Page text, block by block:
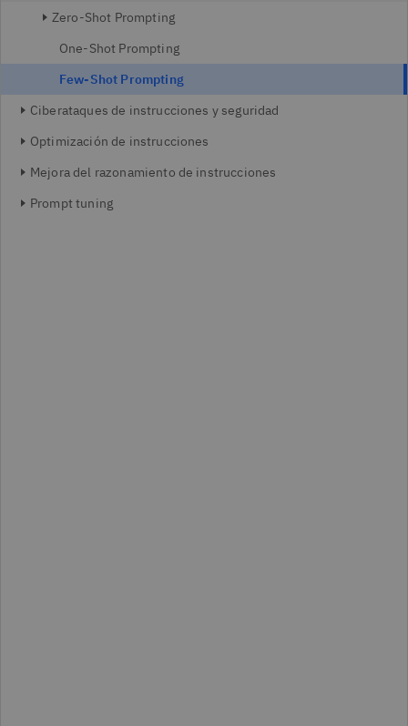
Zero-Shot Prompting
One-Shot Prompting
Few-Shot Prompting
Ciberataques de instrucciones y seguridad
Optimización de instrucciones
Mejora del razonamiento de instrucciones
Prompt tuning